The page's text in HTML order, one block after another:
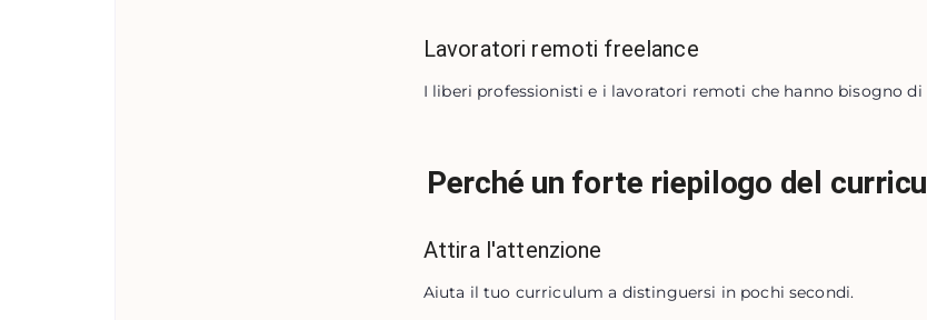
Lavoratori remoti freelance
I liberi professionisti e i lavoratori remoti che hanno bisogno
Perché un forte riepilogo del
Attira l'attenzione
Aiuta il tuo curriculum a distinguersi in pochi secondi.